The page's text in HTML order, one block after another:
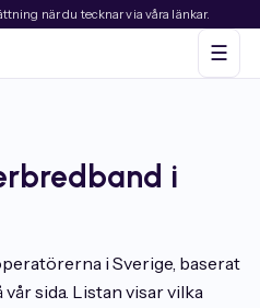
när du tecknar via våra länkar.
☰
i
i Sverige, baserat
sida. Listan visar vilka